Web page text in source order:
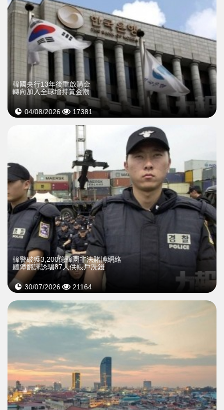
韓國央行13年後重啟購金
轉向加入全球增持黃金潮
04/08/2026 17381
韓警破獲3,200億韓圜非法賭博網絡
聽障翻譯誘騙87人供帳戶洗錢
30/07/2026 21164